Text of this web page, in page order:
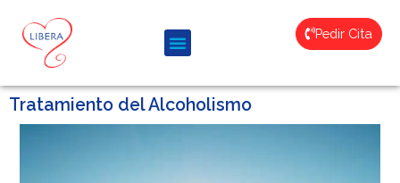
Pedir Cita
Tratamiento del Alcoholismo